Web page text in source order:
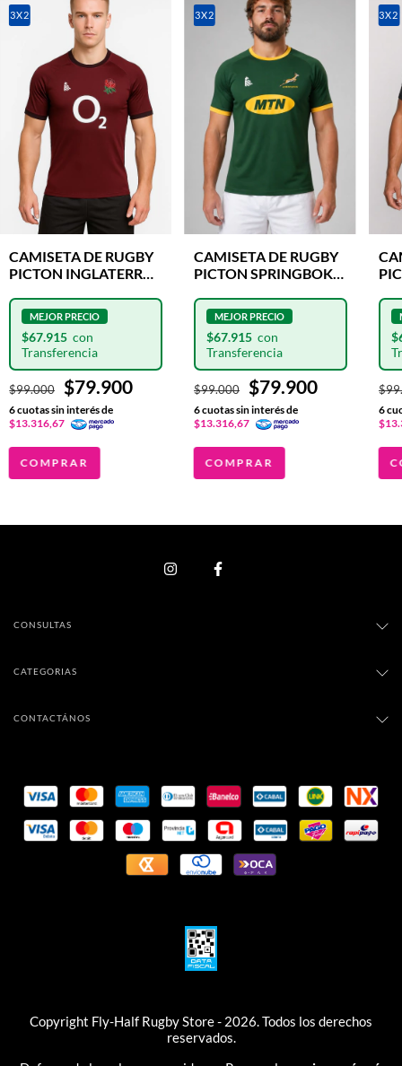
3X2
CAMISETA DE RUGBY
PICTON INGLATERRA
$99.000 $79.900
$67.915
6cuotas sin interés de
$13.316,67
COMPRAR
3X2
CAMISETA DE RUGBY
PICTON SPRINGBOK
$99.000 $79.900
$67.915
6cuotas sin interés de
$13.316,67
COMPRAR
3X2
6
CONSULTAS
CATEGORIAS
CONTACTÁNOS
Copyright Fly-Half Rugby Store - 2026. Todos los derechos
reservados.